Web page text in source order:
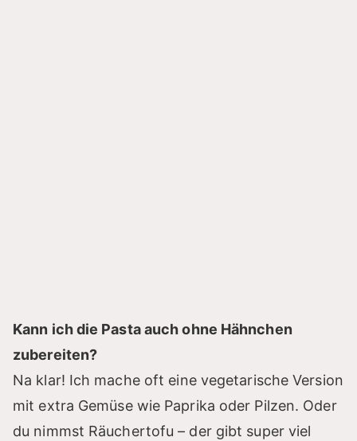
Kann ich die Pasta auch ohne Hähnchen
zubereiten?
Na klar! Ich mache oft eine vegetarische Version
mit extra Gemüse wie Paprika oder Pilzen. Oder
du nimmst Räuchertofu – der gibt super viel